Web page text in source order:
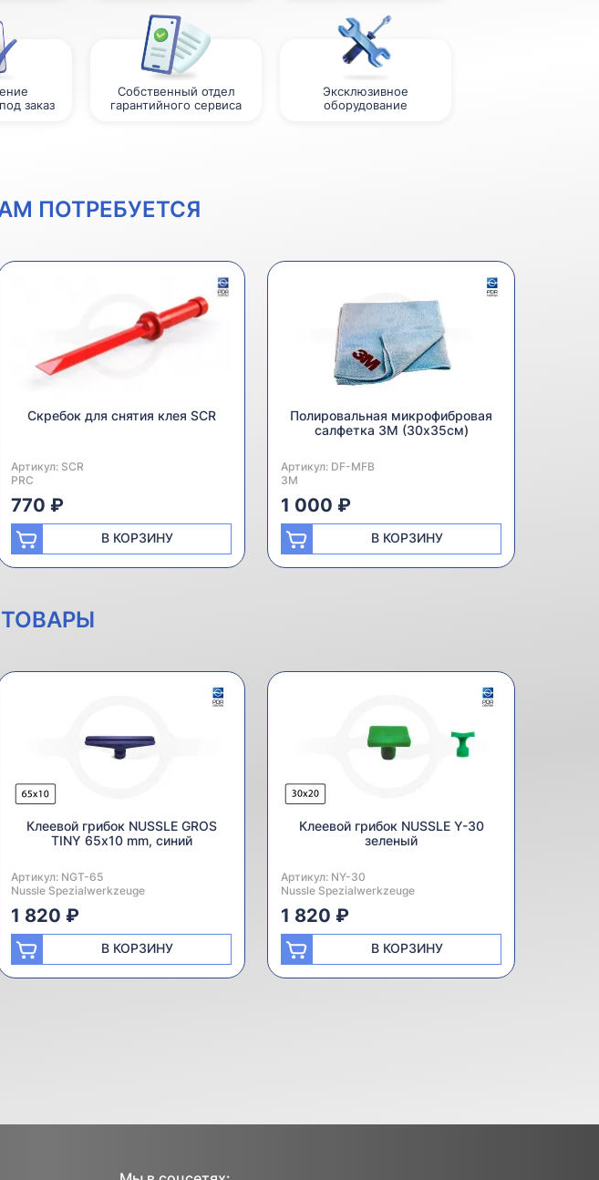
заказ
Собственный отдел
гарантийного сервиса
Эксклюзивное
оборудование
ПОТРЕБУЕТСЯ
Скребок для снятия клея SCR
Артикул: SCR
Производитель:
PRC
770 ₽
В КОРЗИНУ
Полировальная микрофибровая
салфетка 3M (30х35см)
Артикул: DF-MFB
Производитель:
3M
1 000 ₽
В КОРЗИНУ
Клеевой грибок NUSSLE GROS
TINY 65х10 mm, синий
Артикул: NGT-65
Производитель:
Nussle Spezialwerkzeuge
1 820 ₽
В КОРЗИНУ
Клеевой грибок NUSSLE Y-30
зеленый
Артикул: NY-30
Производитель:
Nussle Spezialwerkzeuge
1 820 ₽
В КОРЗИНУ